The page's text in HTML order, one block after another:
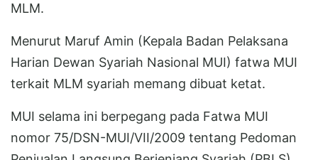
MLM.
Menurut Maruf Amin (Kepala Badan Pelaksana
Harian Dewan Syariah Nasional MUI) fatwa MUI
terkait MLM syariah memang dibuat ketat.
MUI selama ini berpegang pada Fatwa MUI
nomor 75/DSN-MUI/VII/2009 tentang Pedoman